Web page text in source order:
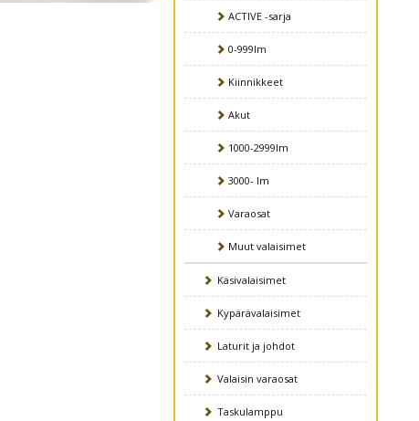
ACTIVE -sarja
0-999lm
Kiinnikkeet
Akut
1000-2999lm
3000- lm
Varaosat
Muut valaisimet
Käsivalaisimet
Kypärävalaisimet
Laturit ja johdot
Valaisin varaosat
Taskulamppu